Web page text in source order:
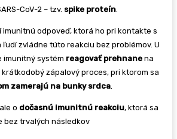
CoV-2 – tzv. spike proteín
imunitnú odpoveď, ktorá ho pri kontakte s
ľudí zvládne túto reakciu bez problémov. U
imunitný systém reagovať prehnane na
krátkodobý zápalový proces, pri ktorom sa
zamerajú na bunky srdca
o dočasnú imunitnú reakciu, ktorá sa
bez trvalých následkov